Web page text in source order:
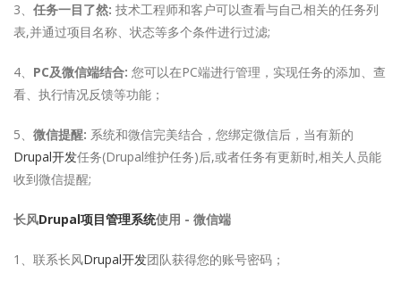
3、 任务一目了然: 技术工程师和客户可以查看与自己相关的任务列
表,并通过项目名称、状态等多个条件进行过滤;
4、 PC及微信端结合: 您可以在PC端进行管理，实现任务的添加、查
看、执行情况反馈等功能；
5、 微信提醒: 系统和微信完美结合，您绑定微信后，当有新的
Drupal开发任务(Drupal维护任务)后,或者任务有更新时,相关人员能
收到微信提醒;
长风Drupal项目管理系统使用 - 微信端
1、联系长风Drupal开发团队获得您的账号密码；